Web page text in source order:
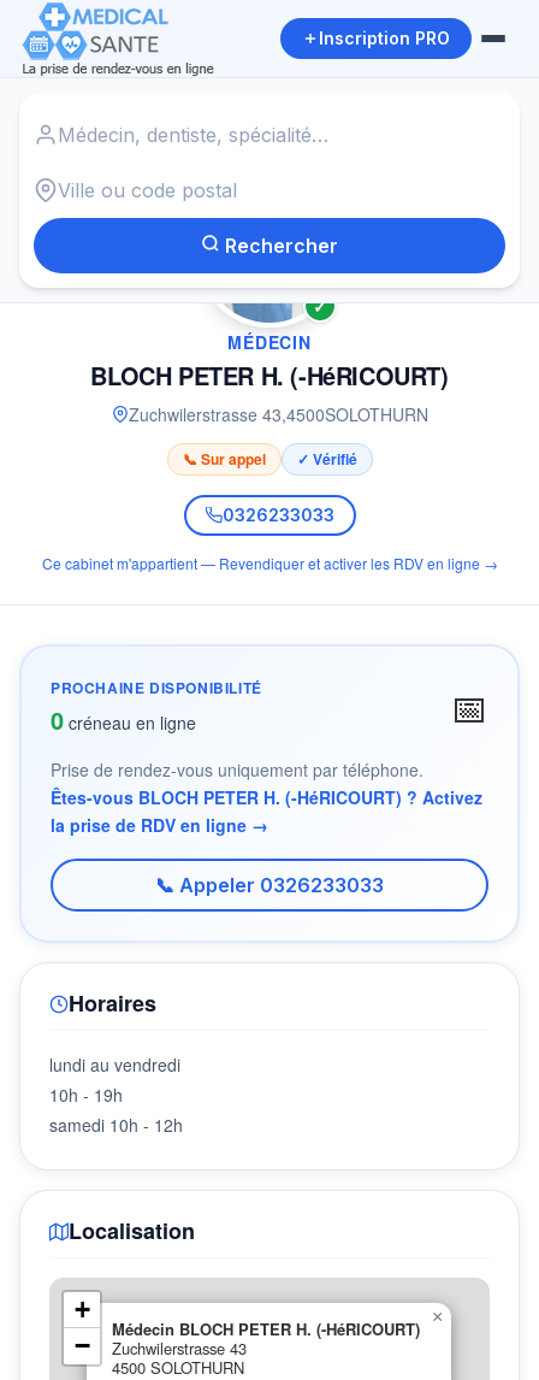
Inscription PRO
Rechercher
BLOCH PETER H. (-HéRICOURT)
✓
MÉDECIN
BLOCH PETER H. (-HéRICOURT)
Zuchwilerstrasse 43,4500SOLOTHURN
📞 Sur appel ✓ Vérifié
0326233033
Ce cabinet m'appartient — Revendiquer et activer les RDV en ligne →
PROCHAINE DISPONIBILITÉ
0 créneau en ligne 📅
Prise de rendez-vous uniquement par téléphone.
Êtes-vous BLOCH PETER H. (-HéRICOURT) ? Activez
la prise de RDV en ligne →
📞 Appeler 0326233033
Horaires
lundi au vendredi
10h - 19h
samedi 10h - 12h
Localisation
Médecin BLOCH PETER H. (-HéRICOURT)
Zuchwilerstrasse 43
4500 SOLOTHURN
×
+
−